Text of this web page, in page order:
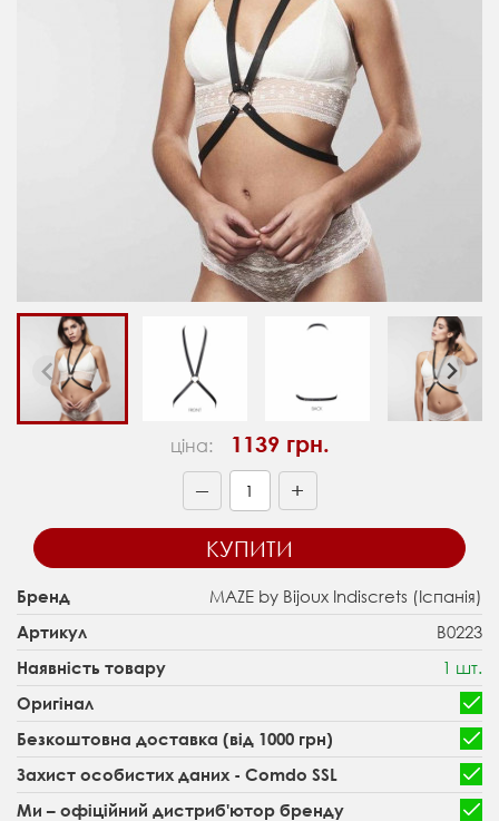
ціна: 1139 грн.
— +
КУПИТИ
Бренд MAZE by Bijoux Indiscrets (Іспанія)
Артикул B0223
Наявність товару 1 шт.
Оригінал
Безкоштовна доставка (від 1000 грн)
Захист особистих даних - Comdo SSL
Ми – офіційний дистриб'ютор бренду